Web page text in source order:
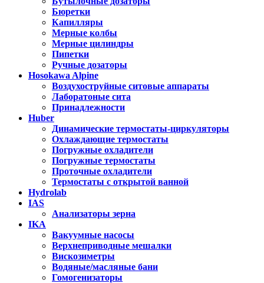
Бюретки
Капилляры
Мерные колбы
Мерные цилиндры
Пипетки
Ручные дозаторы
Hosokawa Alpine
Воздухоструйные ситовые аппараты
Лаборатоные сита
Принадлежности
Huber
Динамические термостаты-циркуляторы
Охлаждающие термостаты
Погружные охладители
Погружные термостаты
Проточные охладители
Термостаты с открытой ванной
Hydrolab
IAS
Анализаторы зерна
IKA
Вакуумные насосы
Верхнеприводные мешалки
Вискозиметры
Водяные/масляные бани
Гомогенизаторы